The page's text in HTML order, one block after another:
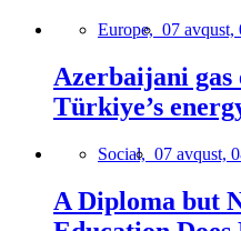
Europe, 07 avqust,
Azerbaijani gas
Türkiye’s
Social, 07 avqust,
A Diploma but